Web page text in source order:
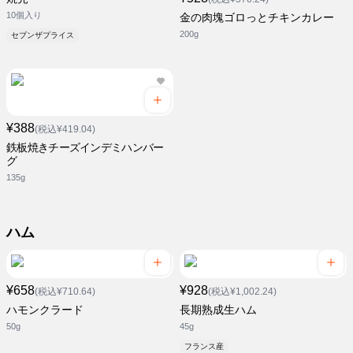
10個入り
セブンザプライス
金の肉塊ゴロっとチキンカレー
200g
¥388(税込¥419.04)
鉄板焼きチーズインデミハンバー
グ
135g
ハム
¥658(税込¥710.64)
ハモンクラード
50g
¥928(税込¥1,002.24)
長期熟成生ハム
45g
フランス産